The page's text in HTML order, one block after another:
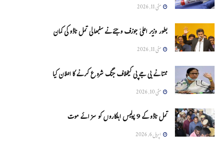
مئی 11, 2026
بطور وزیر اعلیٰ جوزف وجئے نے سنبھالی تمل ناڈو کی کمان
مئی 11, 2026
ممتا نے بی جے پی کیخلاف جنگ شروع کرنے کا اعلان کیا
مئی 10, 2026
تمل ناڈو کے 9 پولیس اہلکاروں کو سزائے موت
اپریل 6, 2026